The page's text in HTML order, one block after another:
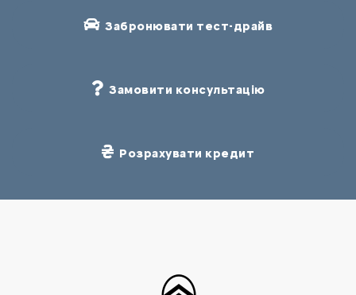
Забронювати тест-драйв
Замовити консультацію
Розрахувати кредит